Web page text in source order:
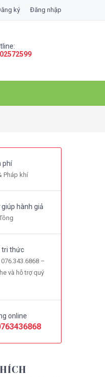
ký Đăng nhập
phí
Pháp khí
hành giả
tri thức
–
và hỗ trợ quý
online